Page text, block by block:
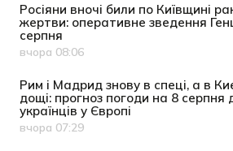
Росіяни вночі били по Київщині
жертви: оперативне зведення
серпня
Дата публікації
вчора 08:06
Рим і Мадрид знову в спеці, а в
дощі: прогноз погоди на 8 серпня
українців у Європі
Дата публікації
вчора 07:29